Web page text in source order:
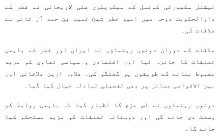
نیشنل سکیورٹی کونسل کے سیکریٹری علی لاریجانی نے قطر کے
دارالحکومت دوحہ میں امیر قطر شیخ تمیم بن حمد آل ثانی سے
ملاقات کی۔
ملاقات کے دوران دونوں رہنماؤں نے ایران اور قطر کے باہمی
تعلقات کا جائزہ لیا اور اقتصادی و سیاسی تعاون کو مزید
مضبوط بنانے کے طریقوں پر گفتگو کی۔ علاوہ ازین علاقائی اور
بین الاقوامی مسائل پر بھی تفصیلی تبادلہ خیال کیا گیا۔
دونوں رہنماوں نے اس عزم کا اظہار کیا کہ باہمی روابط کو
وسعت دی جائے گی اور دوستانہ تعلقات کو مزید مستحکم کیا
جائے گا۔